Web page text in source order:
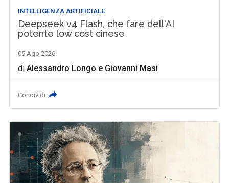
INTELLIGENZA ARTIFICIALE
Deepseek v4 Flash, che fare dell'AI
potente low cost cinese
05 Ago 2026
diAlessandro Longo e Giovanni Masi
Condividi